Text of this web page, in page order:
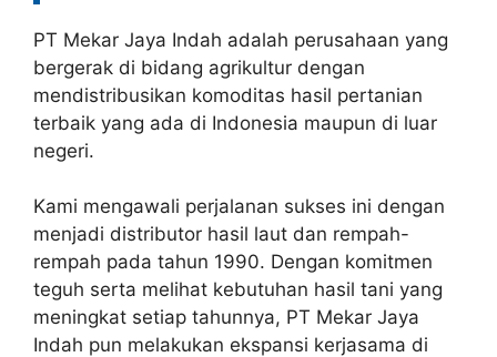
PT Mekar Jaya Indah adalah perusahaan yang
bergerak di bidang agrikultur dengan
mendistribusikan komoditas hasil pertanian
terbaik yang ada di Indonesia maupun di luar
negeri.
Kami mengawali perjalanan sukses ini dengan
menjadi distributor hasil laut dan rempah-
rempah pada tahun 1990. Dengan komitmen
teguh serta melihat kebutuhan hasil tani yang
meningkat setiap tahunnya, PT Mekar Jaya
Indah pun melakukan ekspansi kerjasama di